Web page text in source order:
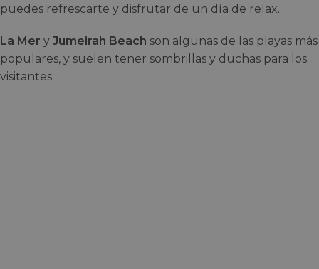
puedes refrescarte y disfrutar de un día de relax.
La Mer y Jumeirah Beach son algunas de las playas más
populares, y suelen tener sombrillas y duchas para los
visitantes.